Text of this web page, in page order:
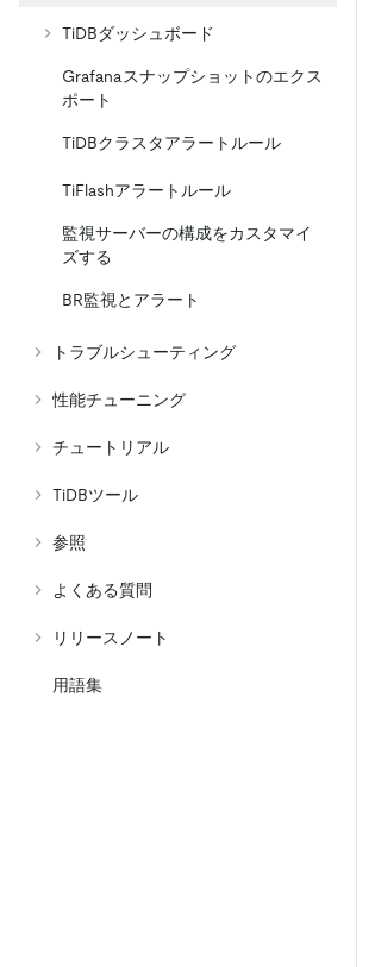
TiDBダッシュボード
Grafanaスナップショットのエクス
ポート
TiDBクラスタアラートルール
TiFlashアラートルール
監視サーバーの構成をカスタマイ
ズする
BR監視とアラート
トラブルシューティング
性能チューニング
チュートリアル
TiDBツール
参照
よくある質問
リリースノート
用語集